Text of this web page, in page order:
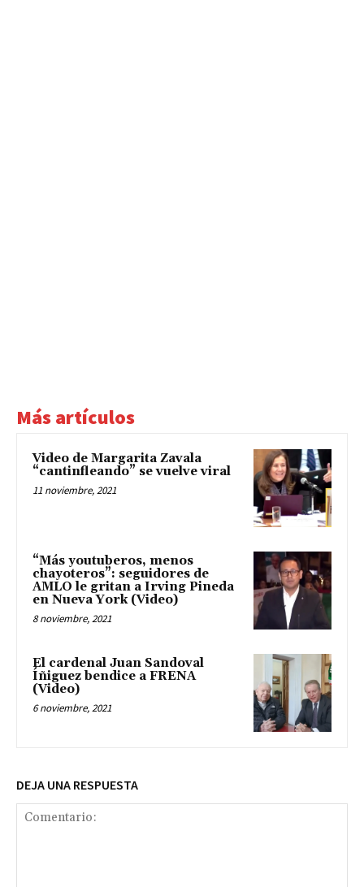
Más artículos
Video de Margarita Zavala
“cantinfleando” se vuelve viral
11 noviembre, 2021
“Más youtuberos, menos
chayoteros”: seguidores de
AMLO le gritan a Irving Pineda
en Nueva York (Video)
8 noviembre, 2021
El cardenal Juan Sandoval
Íñiguez bendice a FRENA
(Video)
6 noviembre, 2021
DEJA UNA RESPUESTA